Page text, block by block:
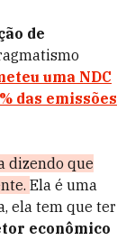
de
uma NDC
das emissões
dizendo que
Ela é uma
ela tem que ter
econômico